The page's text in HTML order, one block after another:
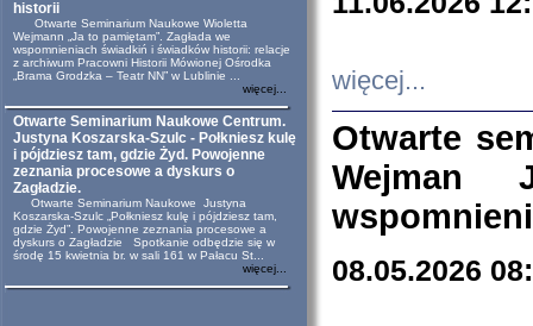
historii
Otwarte Seminarium Naukowe Wioletta
Wejmann „Ja to pamiętam”. Zagłada we
wspomnieniach świadkiń i świadków historii: relacje
z archiwum Pracowni Historii Mówionej Ośrodka
„Brama Grodzka – Teatr NN” w Lublinie ...
więcej...
Otwarte Seminarium Naukowe Centrum.
Justyna Koszarska-Szulc - Połkniesz kulę
i pójdziesz tam, gdzie Żyd. Powojenne
zeznania procesowe a dyskurs o
Zagładzie.
Otwarte Seminarium Naukowe Justyna
Koszarska-Szulc „Połkniesz kulę i pójdziesz tam,
gdzie Żyd”. Powojenne zeznania procesowe a
dyskurs o Zagładzie Spotkanie odbędzie się w
środę 15 kwietnia br. w sali 161 w Pałacu St...
więcej...
więcej...
Otwarte
Wejman
08.05.2026